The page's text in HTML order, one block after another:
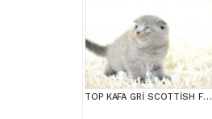
TOP KAFA GRİ SCOTTİSH FOLD